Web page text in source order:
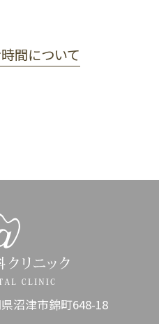
間について
沼津市錦町648-18